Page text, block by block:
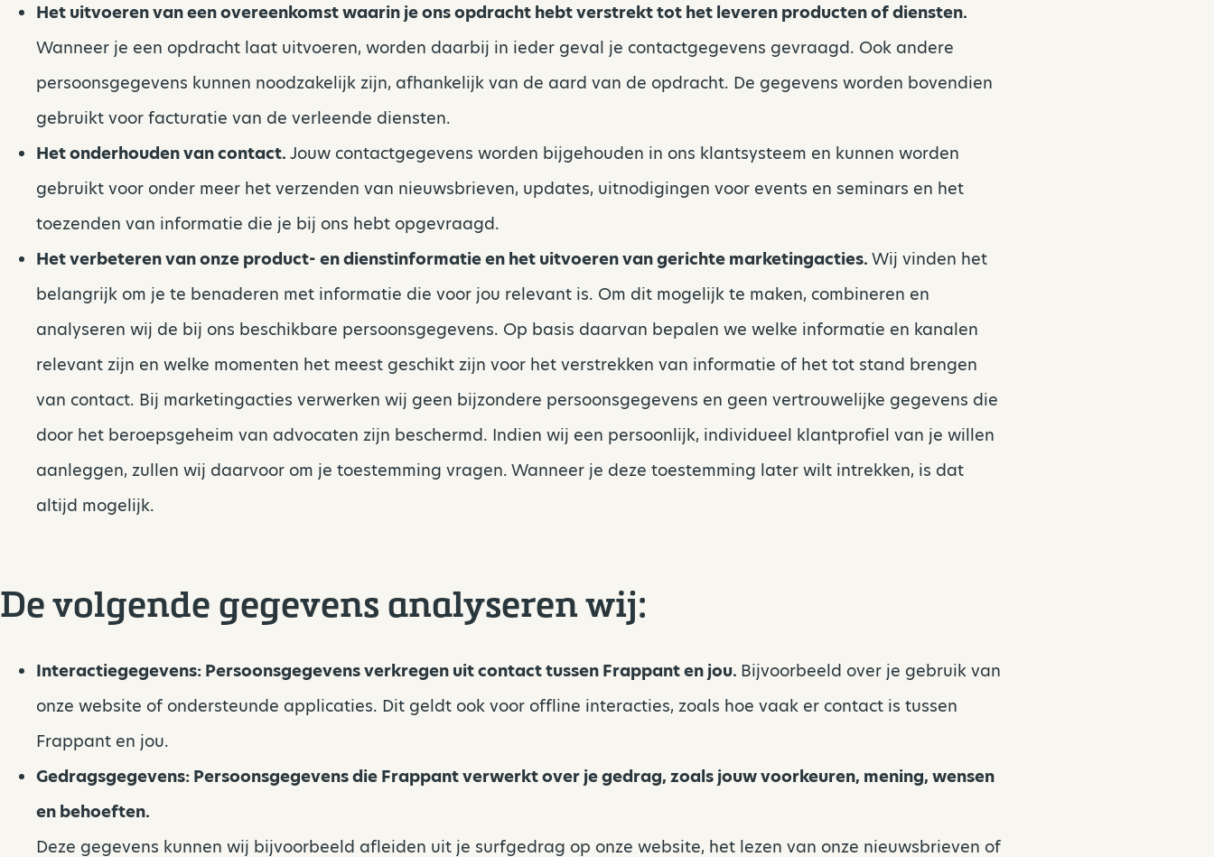
Het uitvoeren van een overeenkomst waarin je ons opdracht hebt verstrekt tot het leveren producten of diensten.
Wanneer je een opdracht laat uitvoeren, worden daarbij in ieder geval je contactgegevens gevraagd. Ook andere
persoonsgegevens kunnen noodzakelijk zijn, afhankelijk van de aard van de opdracht. De gegevens worden bovendien
gebruikt voor facturatie van de verleende diensten.
Het onderhouden van contact. Jouw contactgegevens worden bijgehouden in ons klantsysteem en kunnen worden
gebruikt voor onder meer het verzenden van nieuwsbrieven, updates, uitnodigingen voor events en seminars en het
toezenden van informatie die je bij ons hebt opgevraagd.
Het verbeteren van onze product- en dienstinformatie en het uitvoeren van gerichte marketingacties. Wij vinden het
belangrijk om je te benaderen met informatie die voor jou relevant is. Om dit mogelijk te maken, combineren en
analyseren wij de bij ons beschikbare persoonsgegevens. Op basis daarvan bepalen we welke informatie en kanalen
relevant zijn en welke momenten het meest geschikt zijn voor het verstrekken van informatie of het tot stand brengen
van contact. Bij marketingacties verwerken wij geen bijzondere persoonsgegevens en geen vertrouwelijke gegevens die
door het beroepsgeheim van advocaten zijn beschermd. Indien wij een persoonlijk, individueel klantprofiel van je willen
aanleggen, zullen wij daarvoor om je toestemming vragen. Wanneer je deze toestemming later wilt intrekken, is dat
altijd mogelijk.
De volgende gegevens analyseren wij:
Interactiegegevens: Persoonsgegevens verkregen uit contact tussen Frappant en jou. Bijvoorbeeld over je gebruik van
onze website of ondersteunde applicaties. Dit geldt ook voor offline interacties, zoals hoe vaak er contact is tussen
Frappant en jou.
Gedragsgegevens: Persoonsgegevens die Frappant verwerkt over je gedrag, zoals jouw voorkeuren, mening, wensen
en behoeften.
Deze gegevens kunnen wij bijvoorbeeld afleiden uit je surfgedrag op onze website, het lezen van onze nieuwsbrieven of